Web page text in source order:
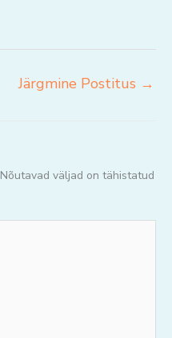
Järgmine Postitus →
Nõutavad väljad on tähistatud